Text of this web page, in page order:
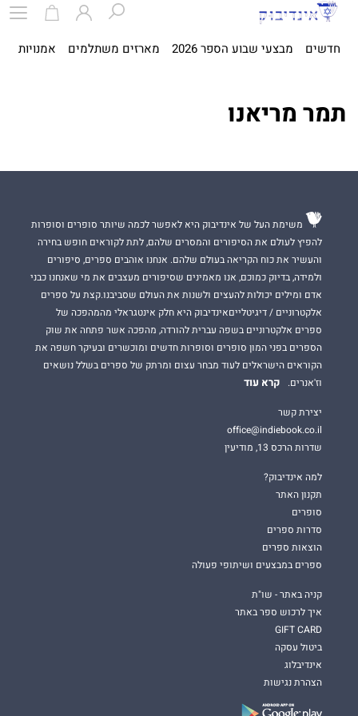
חדשים מבצעי שבוע הספר 2026 מארזים משתלמים אמנויות
תמר מריאנו
משימת העל של אינדיבוק היא לאפשר לכמה שיותר סופרים וסופרות
להפיץ לעולם את הסיפורים והמסרים שלהם, לתת לקוראים חופש בחירה
והעשיר את כוח הקריאה בעולם שלהם. אנחנו אוהבים ספרים, סיפורים
ולמידה, בדיוק כמוכם, אנו מאמינים שסיפורים מעצבים את מי שאנחנו כבני
אדם ומילים יכולות להעצים ולשנות את העולם שסביבנו.קצת על ספרים
אלקטרוניים / דיגיטלייםאינדיבוק היא חלק אינטגראלי מהמהפכה של
ספרים אלקטרוניים בשפה עברית להורדה, מהפכה אשר פתחה את שוק
הספרים בפני המון סופרים וסופרות חדשים ומוכשרים ובעיקר חשפה את
הקוראים הישראלים לעוד מבחר עצום ומרתק של ספרים בשלל נושאים
וז'אנרים.
קרא עוד
יצירת קשר
office@indiebook.co.il
שדרות הרכס 13, מודיעין
למה אינדיבוק?
תקנון האתר
סופרים
סדרות ספרים
הוצאות ספרים
ספרים במבצעים ושיתופי פעולה
קניה באתר - שו"ת
איך לרכוש ספר באתר
GIFT CARD
ביטול עסקה
אינדיבלוג
הצהרת נגישות